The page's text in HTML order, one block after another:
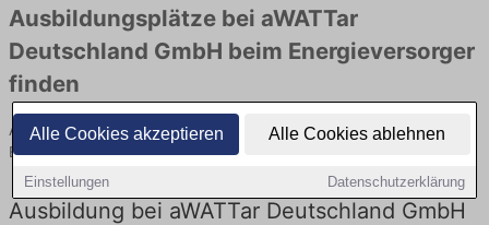
Alle Cookies akzeptieren Alle Cookies ablehnen
Einstellungen Datenschutzerklärung
Ausbildungsplätze bei aWATTar
Deutschland GmbH beim Energieversorger
finden
Ausbildung bei aWATTar Deutschland GmbH beim
Energieversorger! Lehrstellen in Technik. Jetzt bewerben!
Ausbildung bei aWATTar Deutschland GmbH